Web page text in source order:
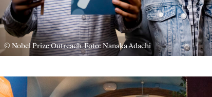
© Nobel Prize Outreach. Foto: Nanaka Adachi